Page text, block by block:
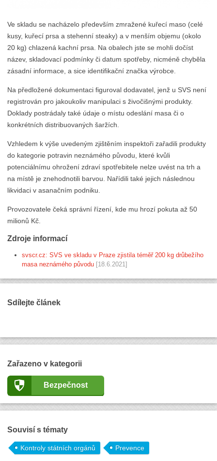
Ve skladu se nacházelo především zmražené kuřecí maso (celé
kusy, kuřecí prsa a stehenní steaky) a v menším objemu (okolo
20 kg) chlazená kachní prsa. Na obalech jste se mohli dočíst
název, skladovací podmínky či datum spotřeby, nicméně chyběla
zásadní informace, a sice identifikační značka výrobce.
Na předložené dokumentaci figuroval dodavatel, jenž u SVS není
registrován pro jakoukoliv manipulaci s živočišnými produkty.
Doklady postrádaly také údaje o místu odeslání masa či o
konkrétních distribuovaných šaržích.
Vzhledem k výše uvedeným zjištěním inspektoři zařadili produkty
do kategorie potravin neznámého původu, které kvůli
potenciálnímu ohrožení zdraví spotřebitele nelze uvést na trh a
na místě je znehodnotili barvou. Nařídili také jejich následnou
likvidaci v asanačním podniku.
Provozovatele čeká správní řízení, kde mu hrozí pokuta až 50
milionů Kč.
Zdroje informací
svscr.cz: SVS ve skladu v Praze zjistila téměř 200 kg drůbežího
masa neznámého původu [18.6.2021]
Sdílejte článek
Zařazeno v kategorii
Bezpečnost
Souvisí s tématy
Kontroly státních orgánů Prevence